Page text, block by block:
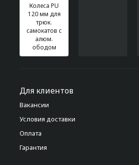
Колеса PU
120 мм для
трюк.
самокатов с
алюм.
ободом
Для клиентов
Вакансии
Условия доставки
Оплата
Гарантия